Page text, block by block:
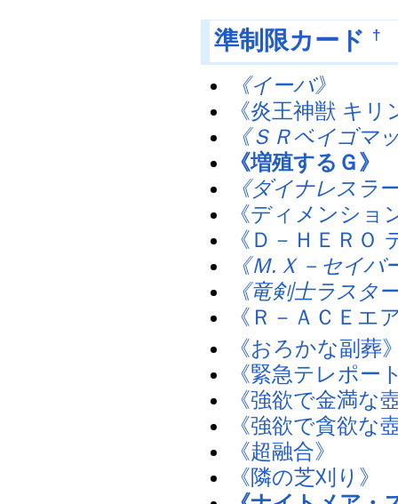
準制限カード †
《イーバ》
《炎王神獣 キリ
《ＳＲベイゴマ
《増殖するＧ》
《ダイナレスラ
《ディメンショ
《Ｄ－ＨＥＲＯ
《Ｍ.Ｘ－セイ
《竜剣士ラスタ
《Ｒ－ＡＣＥエ
《おろかな副葬
《緊急テレポー
《強欲で金満な
《強欲で貪欲な
《超融合》
《隣の芝刈り》